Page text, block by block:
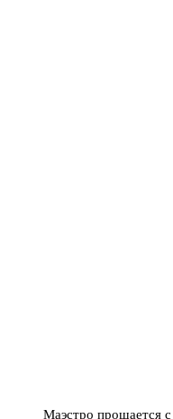
Маэстро прощается